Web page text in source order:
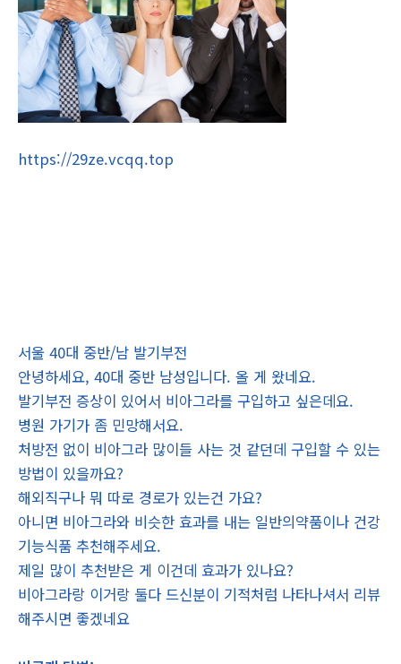
https://29ze.vcqq.top
서울 40대 중반/남 발기부전
안녕하세요, 40대 중반 남성입니다. 올 게 왔네요.
발기부전 증상이 있어서 비아그라를 구입하고 싶은데요.
병원 가기가 좀 민망해서요.
처방전 없이 비아그라 많이들 사는 것 같던데 구입할 수 있는
방법이 있을까요?
해외직구나 뭐 따로 경로가 있는건 가요?
아니면 비아그라와 비슷한 효과를 내는 일반의약품이나 건강
기능식품 추천해주세요.
제일 많이 추천받은 게 이건데 효과가 있나요?
비아그라랑 이거랑 둘다 드신분이 기적처럼 나타나셔서 리뷰
해주시면 좋겠네요